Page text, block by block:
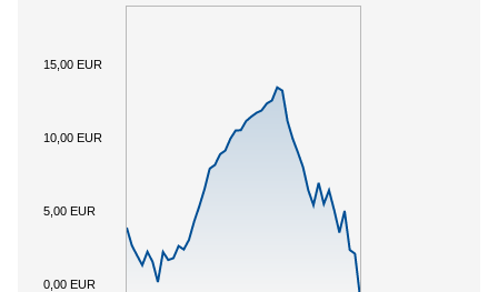
0,00 EUR
5,00 EUR
10,00 EUR
15,00 EUR